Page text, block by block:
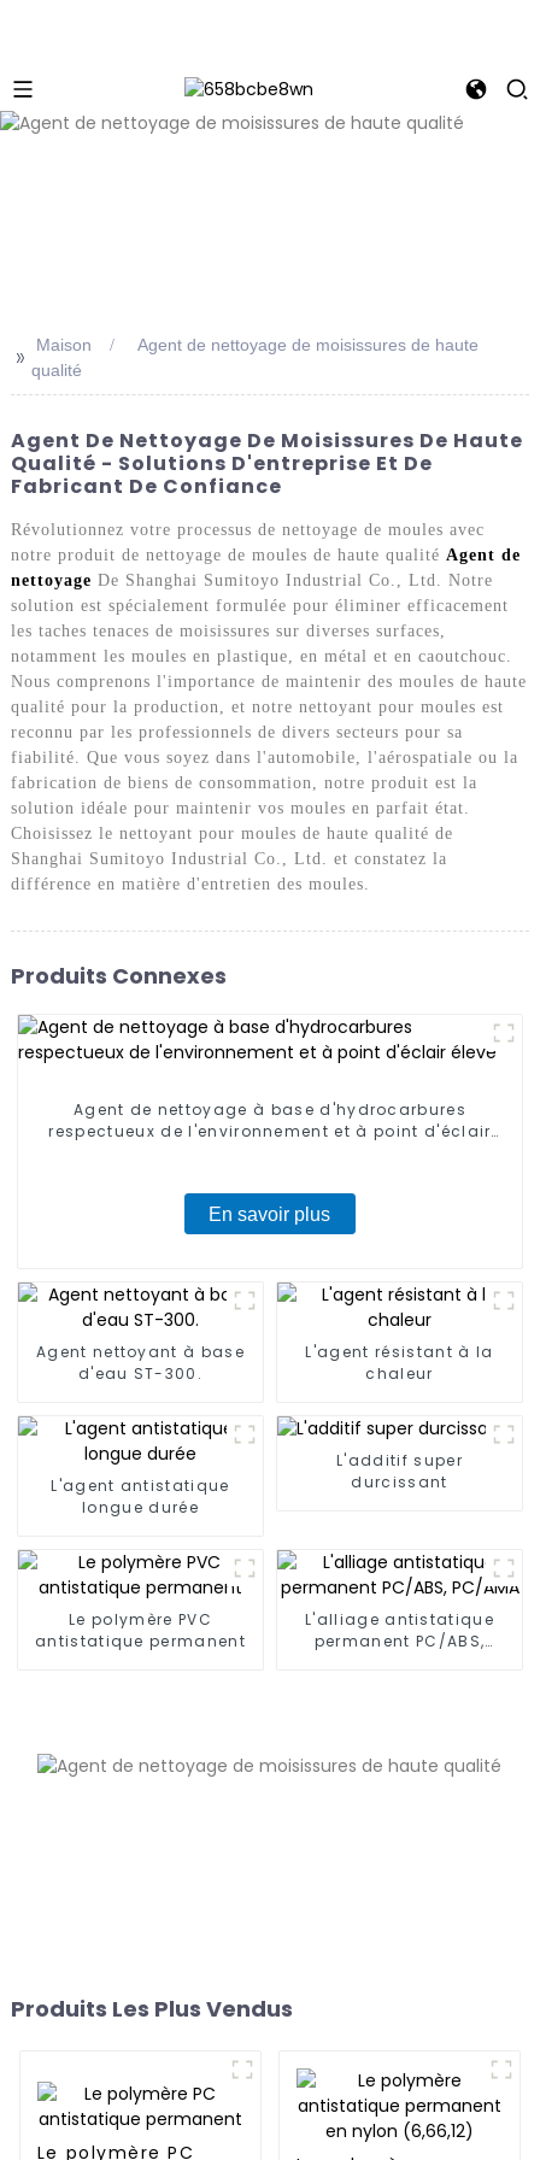
>> Maison
Agent de nettoyage de moisissures de haute
qualité
Agent De Nettoyage De Moisissures De Haute
Qualité - Solutions D'entreprise Et De
Fabricant De Confiance
Révolutionnez votre processus de nettoyage de moules avec
notre produit de nettoyage de moules de haute qualité Agent de
nettoyage De Shanghai Sumitoyo Industrial Co., Ltd. Notre
solution est spécialement formulée pour éliminer efficacement
les taches tenaces de moisissures sur diverses surfaces,
notamment les moules en plastique, en métal et en caoutchouc.
Nous comprenons l'importance de maintenir des moules de haute
qualité pour la production, et notre nettoyant pour moules est
reconnu par les professionnels de divers secteurs pour sa
fiabilité. Que vous soyez dans l'automobile, l'aérospatiale ou la
fabrication de biens de consommation, notre produit est la
solution idéale pour maintenir vos moules en parfait état.
Choisissez le nettoyant pour moules de haute qualité de
Shanghai Sumitoyo Industrial Co., Ltd. et constatez la
différence en matière d'entretien des moules.
Produits Connexes
Agent de nettoyage à base d'hydrocarbures
respectueux de l'environnement et à point d'éclair
En savoir plus
Agent nettoyant à base
d'eau ST-300.
L'agent résistant à la
chaleur
L'agent antistatique
longue durée
L'additif super
durcissant
Le polymère PVC
antistatique permanent
L'alliage antistatique
permanent PC/ABS,
Produits Les Plus Vendus
Le polymère PC